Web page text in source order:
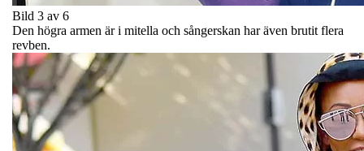
Bild 3 av 6
Den högra armen är i mitella och sångerskan har även brutit flera
revben.